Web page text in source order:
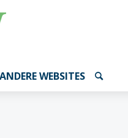
WEBSITES